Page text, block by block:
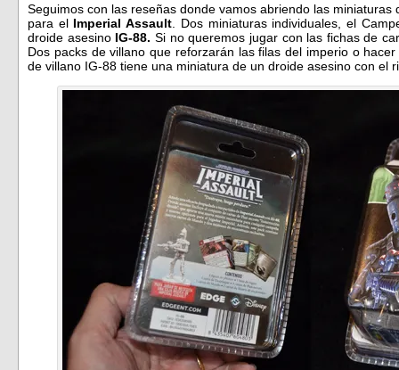
Seguimos con las reseñas donde vamos abriendo las
para elImperial Assault . Dos miniaturas individuales, el
droide asesino IG-88. Si no queremos jugar con las fichas de
Dos packs de villano que reforzarán las filas del imperio o
de villano IG-88 tiene una miniatura de un droide asesino con el